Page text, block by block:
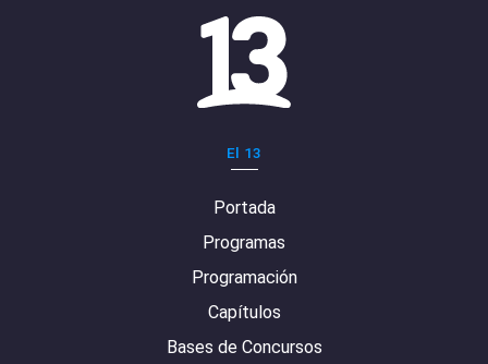
El 13
Portada
Programas
Programación
Capítulos
Bases de Concursos